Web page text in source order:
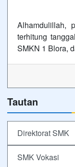
Alhamdulillah,
terhitung
SMKN 1 Blora,
Tautan
Direktorat SMK
SMK Vokasi